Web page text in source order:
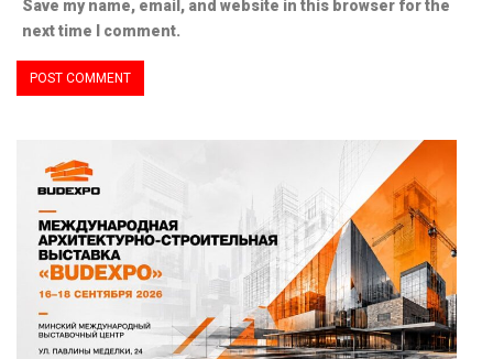
Save my name, email, and website in this browser for the
next time I comment.